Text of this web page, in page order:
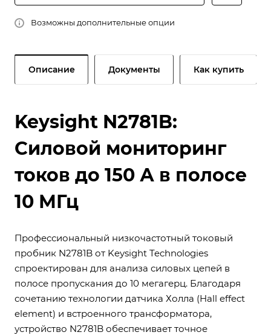
Возможны дополнительные опции
Описание Документы Как купить
Keysight N2781B:
Силовой мониторинг
токов до 150 А в полосе
10 МГц
Профессиональный низкочастотный токовый
пробник N2781B от Keysight Technologies
спроектирован для анализа силовых цепей в
полосе пропускания до 10 мегагерц. Благодаря
сочетанию технологии датчика Холла (Hall effect
element) и встроенного трансформатора,
устройство N2781B обеспечивает точное